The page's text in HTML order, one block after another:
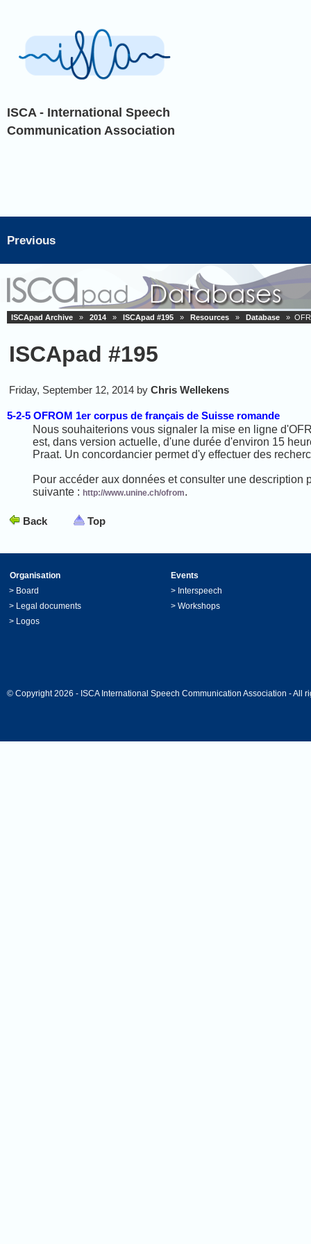
ISCA - International Speech
Communication Association
Previous
ISCApad Archive » 2014 » ISCApad #195 » Resources » Database »
ISCApad #195
Friday, September 12, 2014 by Chris Wellekens
5-2-5 OFROM 1er corpus de français de Suisse romande
Nous souhaiterions vous signaler la mise en ligne
est, dans version actuelle, d'une durée d'environ 15
Praat. Un concordancier permet d'y effectuer des
Pour accéder aux données et consulter une
suivante : http://www.unine.ch/ofrom.
Back Top
Organisation
Events
> Board > Interspeech
> Legal documents > Workshops
> Logos
© Copyright 2026 - ISCA International Speech Communication Association - All